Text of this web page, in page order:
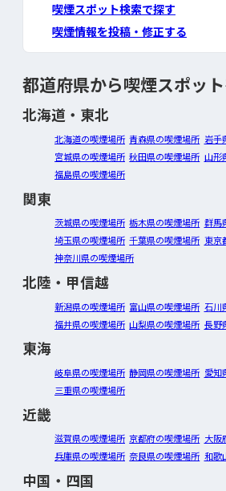
喫煙スポット検索で探す
喫煙情報を投稿・修正する
都道府県から喫煙スポッ
北海道・東北
北海道の喫煙場所 青森県の喫煙場所 岩手
宮城県の喫煙場所 秋田県の喫煙場所 山形
福島県の喫煙場所
関東
茨城県の喫煙場所 栃木県の喫煙場所 群馬
埼玉県の喫煙場所 千葉県の喫煙場所 東京
神奈川県の喫煙場所
北陸・甲信越
新潟県の喫煙場所 富山県の喫煙場所 石川
福井県の喫煙場所 山梨県の喫煙場所 長野
東海
岐阜県の喫煙場所 静岡県の喫煙場所 愛知
三重県の喫煙場所
近畿
滋賀県の喫煙場所 京都府の喫煙場所 大阪
兵庫県の喫煙場所 奈良県の喫煙場所 和歌
中国・四国